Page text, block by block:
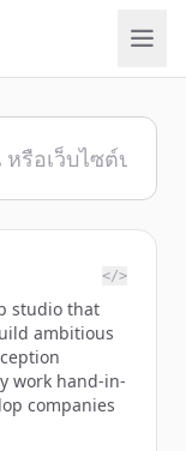
</>
studio that
ambitious
work hand-in-
companies